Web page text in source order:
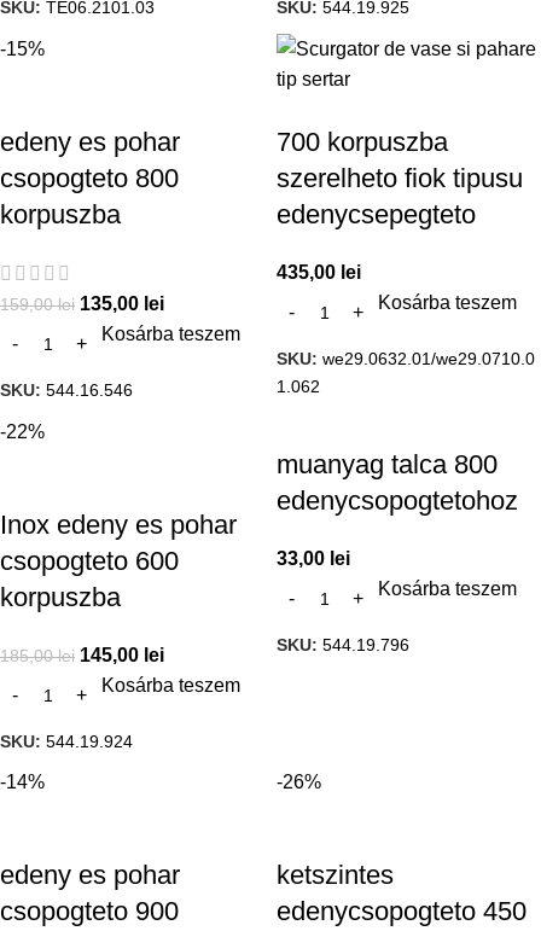
SKU: TE06.2101.03 SKU: 544.19.925
-15%
edeny es pohar
csopogteto 800
korpuszba
159,00lei 135,00 lei
Kosárba teszem
SKU: 544.16.546
700 korpuszba
szerelheto fiok tipusu
edenycsepegteto
435,00 lei
Kosárba teszem
SKU: we29.0632.01/we29.0710.0
1.062
-22%
Inox edeny es pohar
csopogteto 600
korpuszba
185,00lei 145,00 lei
Kosárba teszem
SKU: 544.19.924
muanyag talca 800
edenycsopogtetohoz
33,00 lei
Kosárba teszem
SKU: 544.19.796
-14%
edeny es pohar
csopogteto 900
-26%
ketszintes
edenycsopogteto 450